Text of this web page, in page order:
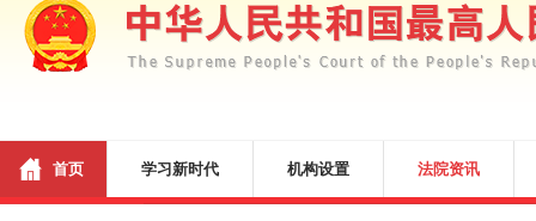
首页 学习新时代 机构设置 法院资讯